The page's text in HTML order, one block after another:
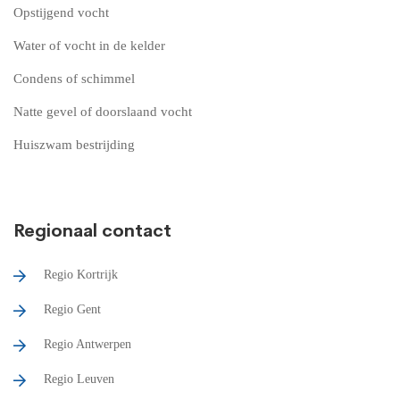
Opstijgend vocht
Water of vocht in de kelder
Condens of schimmel
Natte gevel of doorslaand vocht
Huiszwam bestrijding
Regionaal contact
Regio Kortrijk
Regio Gent
Regio Antwerpen
Regio Leuven